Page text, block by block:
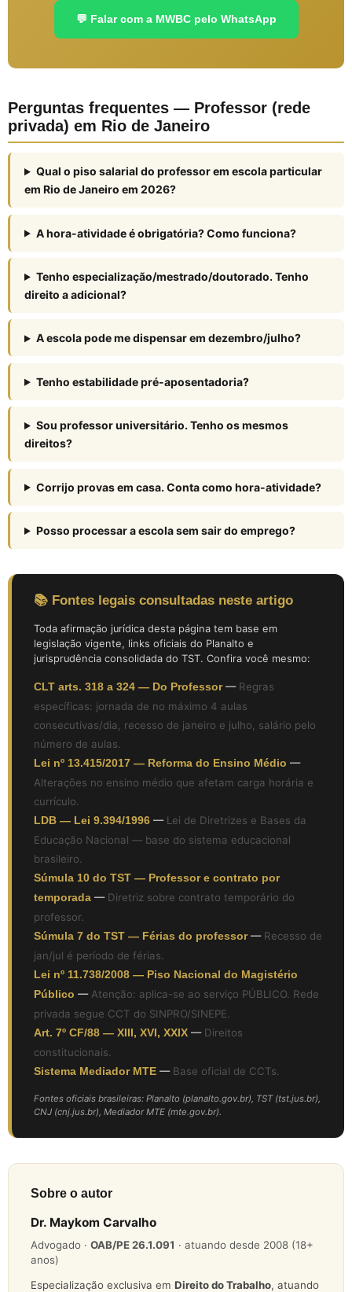
💬 Falar com a MWBC pelo WhatsApp
Perguntas frequentes — Professor (rede
privada) em Rio de Janeiro
Qual o piso salarial do professor em escola particular
em Rio de Janeiro em 2026?
A hora-atividade é obrigatória? Como funciona?
Tenho especialização/mestrado/doutorado. Tenho
direito a adicional?
A escola pode me dispensar em dezembro/julho?
Tenho estabilidade pré-aposentadoria?
Sou professor universitário. Tenho os mesmos
direitos?
Corrijo provas em casa. Conta como hora-atividade?
Posso processar a escola sem sair do emprego?
📚 Fontes legais consultadas neste artigo
Toda afirmação jurídica desta página tem base em
legislação vigente, links oficiais do Planalto e
jurisprudência consolidada do TST. Confira você mesmo:
CLT arts. 318 a 324 — Do Professor— Regras
específicas: jornada de no máximo 4 aulas
consecutivas/dia, recesso de janeiro e julho, salário pelo
número de aulas.
Lei nº 13.415/2017 — Reforma do Ensino Médio —
Alterações no ensino médio que afetam carga horária e
currículo.
LDB — Lei 9.394/1996 — Lei de Diretrizes e Bases da
Educação Nacional — base do sistema educacional
brasileiro.
Súmula 10 do TST — Professor e contrato por
temporada — Diretriz sobre contrato temporário do
professor.
Súmula 7 do TST — Férias do professor— Recesso de
jan/jul é período de férias.
Lei nº 11.738/2008 — Piso Nacional do Magistério
Público — Atenção: aplica-se ao serviço PÚBLICO. Rede
privada segue CCT do SINPRO/SINEPE.
Art. 7º CF/88 — XIII, XVI, XXIX — Direitos
constitucionais.
Sistema Mediador MTE — Base oficial de CCTs.
Fontes oficiais brasileiras: Planalto (planalto.gov.br), TST (tst.jus.br),
CNJ (cnj.jus.br), Mediador MTE (mte.gov.br).
Sobre o autor
Dr. Maykom Carvalho
Advogado · OAB/PE 26.1.091 · atuando desde 2008 (18+
anos)
Especialização exclusiva em Direito do Trabalho, atuando